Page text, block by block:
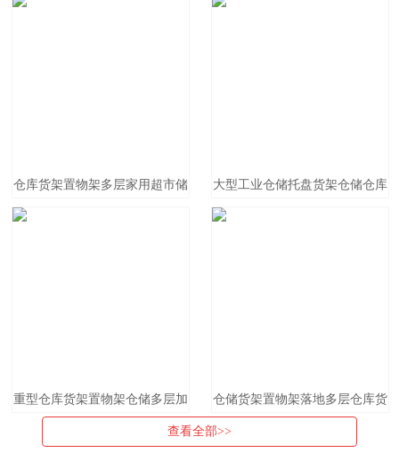
仓库货架置物架多层家用超市储
物架重型仓储落地展示架库房铁
大型工业仓储托盘货架仓储仓库
不锈钢重型货架加厚承重1.5吨
重型仓库货架置物架仓储多层加
厚展示货物架子模具承重500KG
仓储货架置物架落地多层仓库货
物架库房角钢展示储物架重型货
架
查看全部>>